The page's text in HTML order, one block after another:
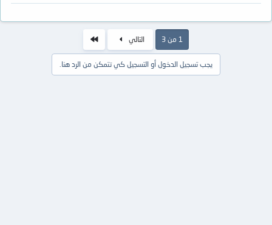
1 من 3 التالي
يجب تسجيل الدخول أو التسجيل كي تتمكن من الرد هنا.